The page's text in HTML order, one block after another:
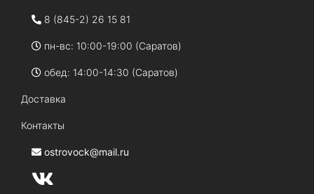
8 (845-2) 26 15 81
пн-вс: 10:00-19:00 (Саратов)
обед: 14:00-14:30 (Саратов)
Доставка
Контакты
ostrovock@mail.ru